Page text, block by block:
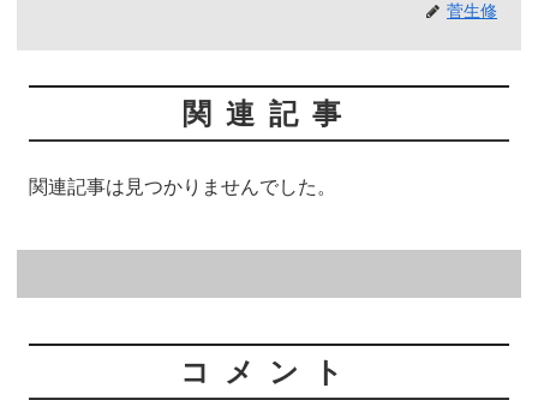
菅生修
関連記事
関連記事は見つかりませんでした。
コメント